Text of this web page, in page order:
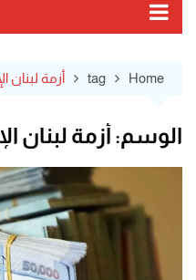
Home
tag أزمة لبنان
الوسم: أزمة لبنان